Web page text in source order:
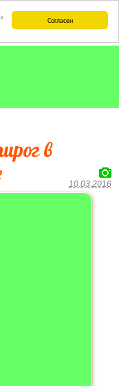
Согласен
в
10.03.2016